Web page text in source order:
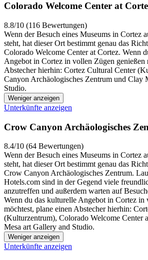
Colorado Welcome Center at
8.8/10 (116 Bewertungen)
Wenn der Besuch eines Museums in Cortez
steht, hat dieser Ort bestimmt genau das
Colorado Welcome Center at Cortez. Wenn
Angebot in Cortez in vollen Zügen genießen
Abstecher hierhin: Cortez Cultural Center
Canyon Archäologisches Zentrum und Clay
Studio.
Weniger anzeigen
Unterkünfte anzeigen
Crow Canyon Archäologisches
8.4/10 (64 Bewertungen)
Wenn der Besuch eines Museums in Cortez
steht, hat dieser Ort bestimmt genau das
Crow Canyon Archäologisches Zentrum.
Hotels.com sind in der Gegend viele
anzutreffen und außerdem warten auf
Wenn du das kulturelle Angebot in Cortez in
möchtest, plane einen Abstecher hierhin:
(Kulturzentrum), Colorado Welcome Center
Mesa art Gallery and Studio.
Weniger anzeigen
Unterkünfte anzeigen